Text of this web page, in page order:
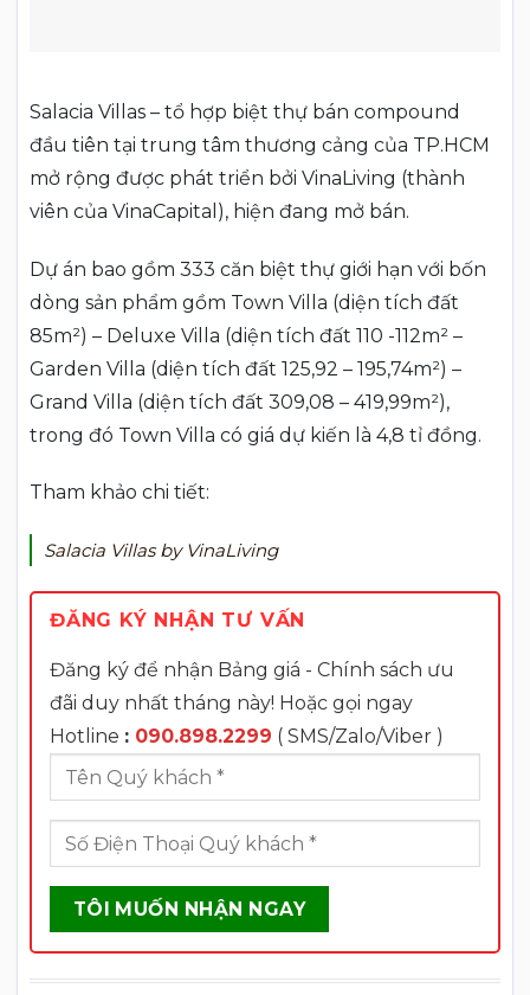
Salacia Villas – tổ hợp biệt thự bán compound
đầu tiên tại trung tâm thương cảng của TP.HCM
mở rộng được phát triển bởi VinaLiving (thành
viên của VinaCapital), hiện đang mở bán.
Dự án bao gồm 333 căn biệt thự giới hạn với bốn
dòng sản phẩm gồm Town Villa (diện tích đất
85m²) – Deluxe Villa (diện tích đất 110 -112m² –
Garden Villa (diện tích đất 125,92 – 195,74m²) –
Grand Villa (diện tích đất 309,08 – 419,99m²),
trong đó Town Villa có giá dự kiến là 4,8 tỉ đồng.
Tham khảo chi tiết:
Salacia Villas by VinaLiving
ĐĂNG KÝ NHẬN TƯ VẤN
Đăng ký để nhận Bảng giá - Chính sách ưu
đãi duy nhất tháng này! Hoặc gọi ngay
Hotline : 090.898.2299 ( SMS/Zalo/Viber )